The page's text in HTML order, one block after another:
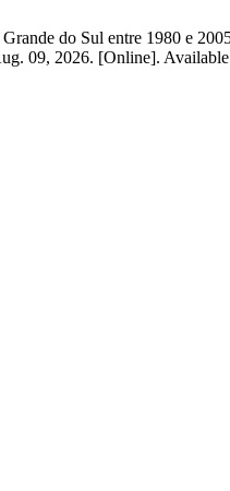
do Sul entre 1980 e
09, 2026. [Online].